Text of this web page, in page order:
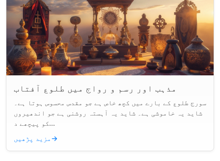
مذہب اور رسم و رواج میں طلوع آفتاب
سورج طلوع کے بارے میں کچھ خاص ہے جو مقدس محسوس ہوتا ہے۔
شاید یہ خاموشی ہے۔ شاید یہ آہستہ روشنی ہے جو اندھیروں
کو پیچھے د...
مزید پڑھیں→